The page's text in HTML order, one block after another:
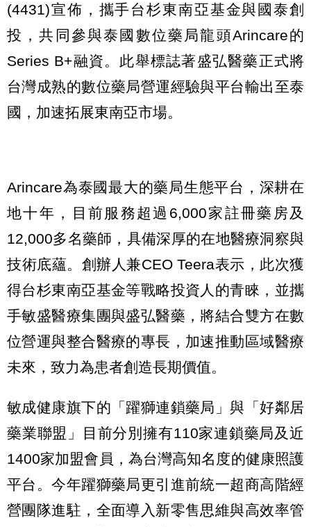
(4431)宣佈，攜手台杉東南亞基金與國泰創
投，共同參與泰國數位藥局龍頭Arincare的
Series B+融資。此舉標誌著盛弘醫藥正式將
台灣成熟的數位藥局營運經驗與平台輸出至泰
國，加速拓展東南亞市場。
Arincare為泰國最大的藥局生態平台，深耕在
地十年，目前服務超過6,000家註冊藥房及
12,000多名藥師，具備深厚的在地醫療洞察與
技術底蘊。創辦人兼CEO Teera表示，此次獲
得台杉東南亞基金等戰略投資人的青睞，並攜
手敏盛醫療集團與盛弘醫藥，將結合雙方在數
位營運與整合醫療的專長，加速推動區域醫療
未來，致力為患者創造長期價值。
敏成健康旗下的「躍獅連鎖藥局」與「好鄰居
藥業聯盟」目前分別擁有110家連鎖藥局及近
1400家加盟會員，為台灣高知名度的健康照護
平台。今年躍獅藥局更引進前統一超商高階經
營團隊進駐，全面導入新零售思維與高效率管